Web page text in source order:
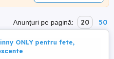
Anunțuri pe pagină: 20 50
ONLY pentru fete,